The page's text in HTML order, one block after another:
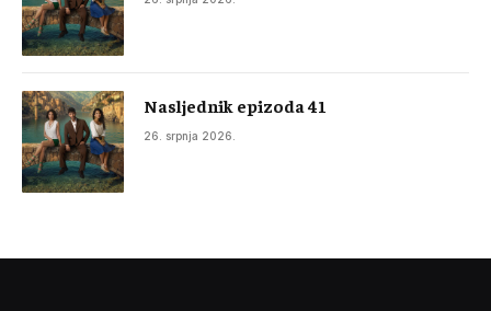
Nasljednik epizoda 41
26. srpnja 2026.